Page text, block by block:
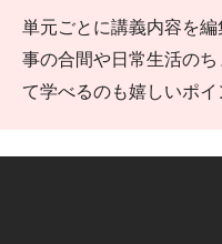
単元ごとに講義内容を
事の合間や日常生活の
て学べるのも嬉しいポイ